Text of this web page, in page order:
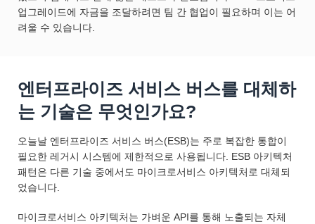
업그레이드에 자금을 조달하려면 팀 간 협업이 필요하며 이는 어
려울 수 있습니다.
엔터프라이즈 서비스 버스를 대체하
는 기술은 무엇인가요?
오늘날 엔터프라이즈 서비스 버스(ESB)는 주로 복잡한 통합이
필요한 레거시 시스템에 제한적으로 사용됩니다. ESB 아키텍처
패턴은 다른 기술 중에서도 마이크로서비스 아키텍처로 대체되
었습니다.
마이크로서비스 아키텍처는 가벼운 API를 통해 노출되는 자체